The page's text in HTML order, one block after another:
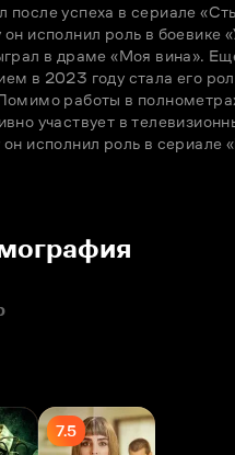
после успеха в сериале
исполнил роль в боевике
в драме «Моя вина».
в 2023 году стала его
работы в
участвует в
исполнил роль в сериале
7.5